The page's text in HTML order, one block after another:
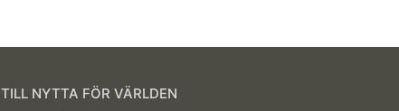
TILL NYTTA FÖR VÄRLDEN